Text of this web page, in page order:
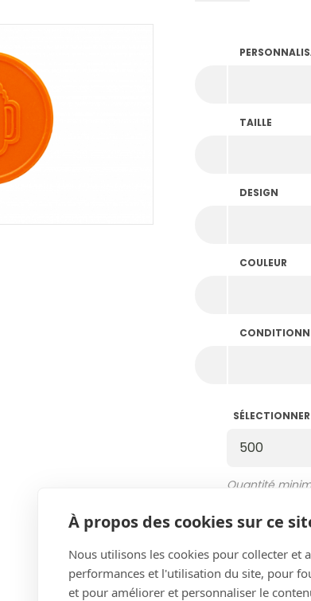
À propos des cookies sur ce
Nous utilisons les cookies pour collecter et
performances et l'utilisation du site, pour
et pour améliorer et personnaliser le
TAILLE
DESIGN
COULEUR
Quantité
Quantité en
COULEUR
Ajouter